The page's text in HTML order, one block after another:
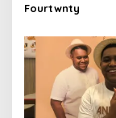
Fourtwnty